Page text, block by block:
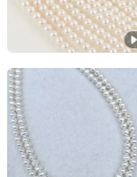
ZHUJI YEYI
Zhejiang, China